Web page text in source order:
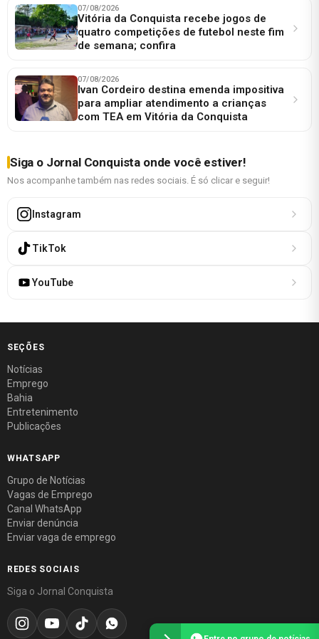
07/08/2026
Vitória da Conquista recebe jogos de
quatro competições de futebol neste fim
de semana; confira
07/08/2026
Ivan Cordeiro destina emenda impositiva
para ampliar atendimento a crianças
com TEA em Vitória da Conquista
Siga o Jornal Conquista onde você estiver!
Nos acompanhe também nas redes sociais. É só clicar e seguir!
Instagram
TikTok
YouTube
SEÇÕES
Notícias
Emprego
Bahia
Entretenimento
Publicações
WHATSAPP
Grupo de Notícias
Vagas de Emprego
Canal WhatsApp
Enviar denúncia
Enviar vaga de emprego
REDES SOCIAIS
Siga o Jornal Conquista